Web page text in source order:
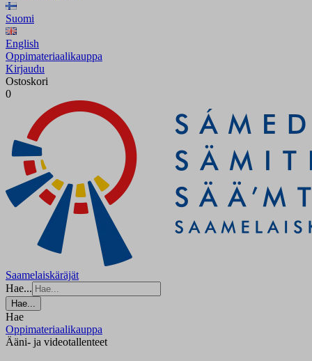
Suomi
English
Oppimateriaalikauppa
Kirjaudu
Ostoskori
0
Saamelaiskäräjät
Hae...
Hae...
Hae
Oppimateriaalikauppa
Ääni- ja videotallenteet